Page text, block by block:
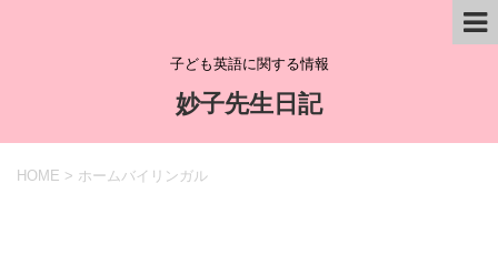
子ども英語に関する情報
妙子先生日記
HOME > ホームバイリンガル